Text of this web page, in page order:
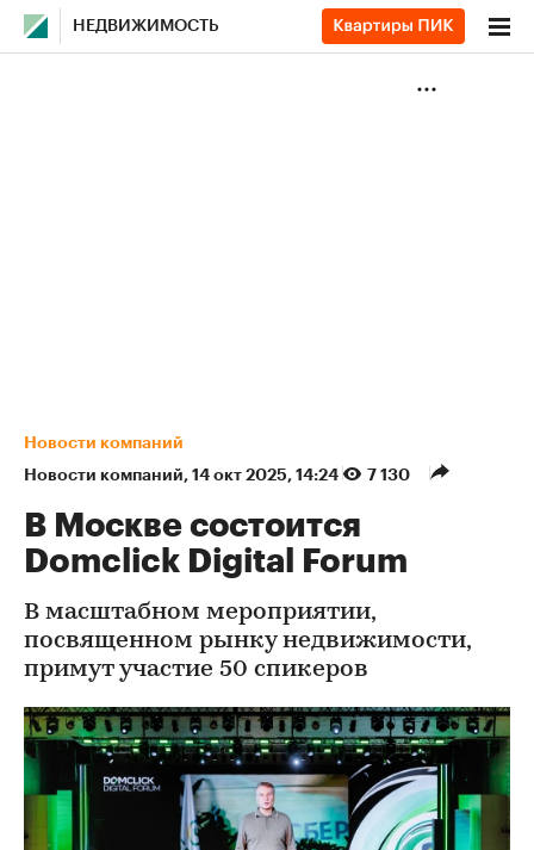
НЕДВИЖИМОСТЬ
Новости компаний
Новости компаний⁠, 14 окт 2025, 14:24 7 130
В Москве состоится
Domclick Digital Forum
В масштабном мероприятии,
посвященном рынку недвижимости,
примут участие 50 спикеров